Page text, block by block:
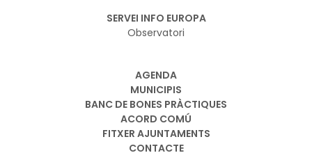
SERVEI INFO EUROPA
Observatori
AGENDA
MUNICIPIS
BANC DE BONES PRÀCTIQUES
ACORD COMÚ
FITXER AJUNTAMENTS
CONTACTE